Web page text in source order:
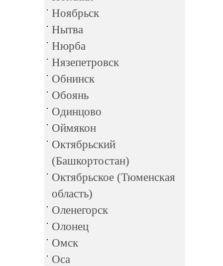
Ноябрьск
Нытва
Нюрба
Нязепетровск
Обнинск
Обоянь
Одинцово
Оймякон
Октябрьский
(Башкортостан)
Октябрьское (Тюменская
область)
Оленегорск
Олонец
Омск
Оса